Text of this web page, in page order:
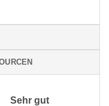
Sehr gut